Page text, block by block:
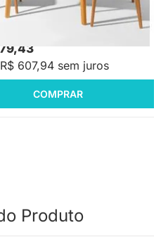
Nord Encosto Madeira - Cognac
607,94 sem juros
COMPRAR
Produto